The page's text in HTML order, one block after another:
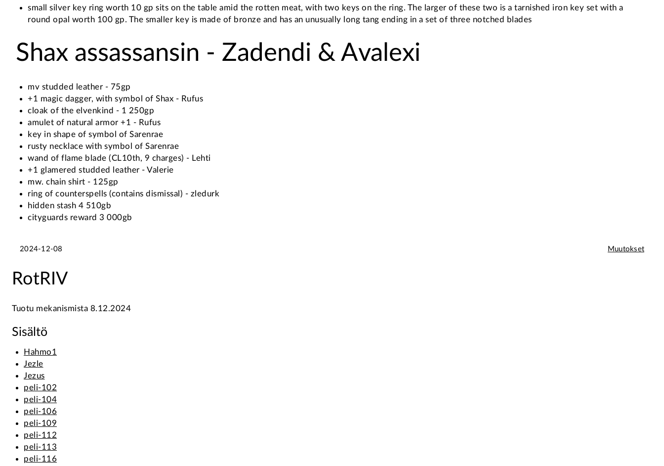
small silver key ring worth 10 gp sits on the table amid the rotten meat, with two keys on the ring. The larger of these two is a tarnished iron key set with a
round opal worth 100 gp. The smaller key is made of bronze and has an unusually long tang ending in a set of three notched blades
Shax assassansin - Zadendi & Avalexi
mv studded leather - 75gp
+1 magic dagger, with symbol of Shax - Rufus
cloak of the elvenkind - 1 250gp
amulet of natural armor +1 - Rufus
key in shape of symbol of Sarenrae
rusty necklace with symbol of Sarenrae
wand of flame blade (CL10th, 9 charges) - Lehti
+1 glamered studded leather - Valerie
mw. chain shirt - 125gp
ring of counterspells (contains dismissal) - zledurk
hidden stash 4 510gb
cityguards reward 3 000gb
2024-12-08 Muutokset
RotRIV
Tuotu mekanismista 8.12.2024
Sisältö
Hahmo1
Jezle
Jezus
peli-102
peli-104
peli-106
peli-109
peli-112
peli-113
peli-116